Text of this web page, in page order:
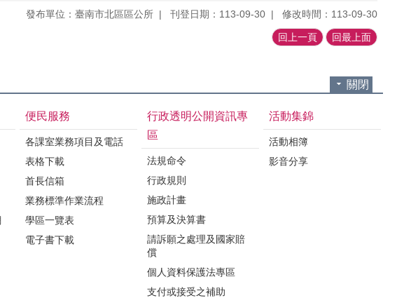
發布單位：臺南市北區區公所 刊登日期：113-09-30 修改時間：113-09-30
回上一頁 回最上面
關閉
便民服務
各課室業務項目及電話
表格下載
首長信箱
業務標準作業流程
學區一覽表
電子書下載
行政透明公開資訊專
區
法規命令
行政規則
施政計畫
預算及決算書
請訴願之處理及國家賠
償
個人資料保護法專區
支付或接受之補助
活動集錦
活動相簿
影音分享